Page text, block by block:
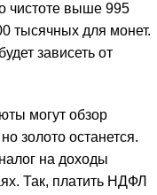
чистоте выше 995
тысячных для монет.
зависеть от
могут обзор
золото останется.
на доходы
Так, платить НДФЛ